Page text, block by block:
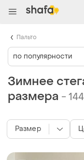
Зимнее
размера -
Размер
по популярности
Пальто